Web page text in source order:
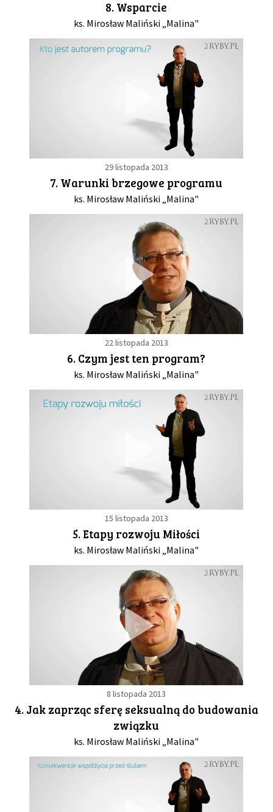
WESPRZYJ NAS
NEWSLETTER
DLA MEDIÓW
KONTAKT
8. Wsparcie
ks. Mirosław Maliński „Malina"
29 listopada 2013
7. Warunki brzegowe programu
ks. Mirosław Maliński „Malina"
22 listopada 2013
6. Czym jest ten program?
ks. Mirosław Maliński „Malina"
15 listopada 2013
5. Etapy rozwoju Miłości
ks. Mirosław Maliński „Malina"
8 listopada 2013
4. Jak zaprząc sferę seksualną do budowania
związku
ks. Mirosław Maliński „Malina"